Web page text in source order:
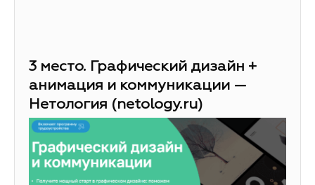
3 место. Графический дизайн +
анимация и коммуникации —
Нетология (netology.ru)